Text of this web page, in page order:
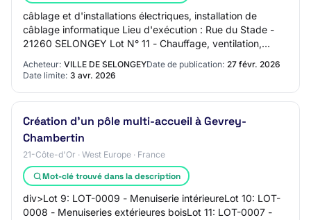
câblage et d'installations électriques, installation de
câblage informatique Lieu d'exécution : Rue du Stade -
21260 SELONGEY Lot N° 11 - Chauffage, ventilation,
Acheteur: VILLE DE SELONGEYDate de publication: 27 févr. 2026
Date limite: 3 avr. 2026
Création d'un pôle multi-accueil à Gevrey-
Chambertin
21-Côte-d'Or · West Europe · France
Mot-clé trouvé dans la description
div>Lot 9: LOT-0009 - Menuiserie intérieureLot 10: LOT-
0008 - Menuiseries extérieures boisLot 11: LOT-0007 -